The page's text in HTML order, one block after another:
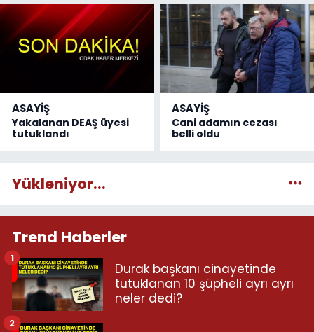
ASAYİŞ
Yakalanan DEAŞ üyesi
tutuklandı
ASAYİŞ
Cani adamın cezası
belli oldu
Yükleniyor...
Trend Haberler
Durak başkanı cinayetinde
tutuklanan 10 şüpheli ayrı ayrı
neler dedi?
1
2